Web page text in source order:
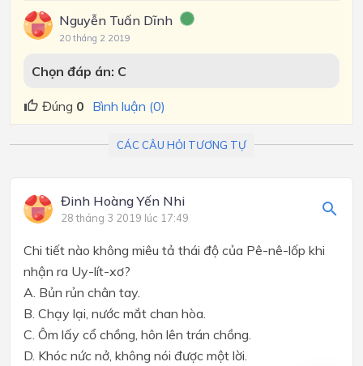
Nguyễn Tuấn Dĩnh
20 tháng 2 2019
Chọn đáp án: C
Đúng 0 Bình luận (0)
CÁC CÂU HỎI TƯƠNG TỰ
Đinh Hoàng Yến Nhi
28 tháng 3 2019 lúc 17:49
Chi tiết nào không miêu tả thái độ của Pê-nê-lốp khi
nhận ra Uy-lít-xơ?
A. Bủn rủn chân tay.
B. Chạy lại, nước mắt chan hòa.
C. Ôm lấy cổ chồng, hôn lên trán chồng.
D. Khóc nức nở, không nói được một lời.